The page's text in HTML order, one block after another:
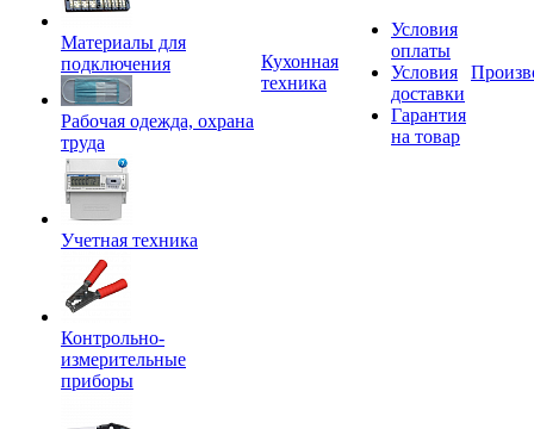
Материалы для
подключения
Рабочая одежда, охрана
труда
Учетная техника
Контрольно-
измерительные
приборы
Кухонная
техника
Условия
оплаты
Условия
доставки
Гарантия
на товар